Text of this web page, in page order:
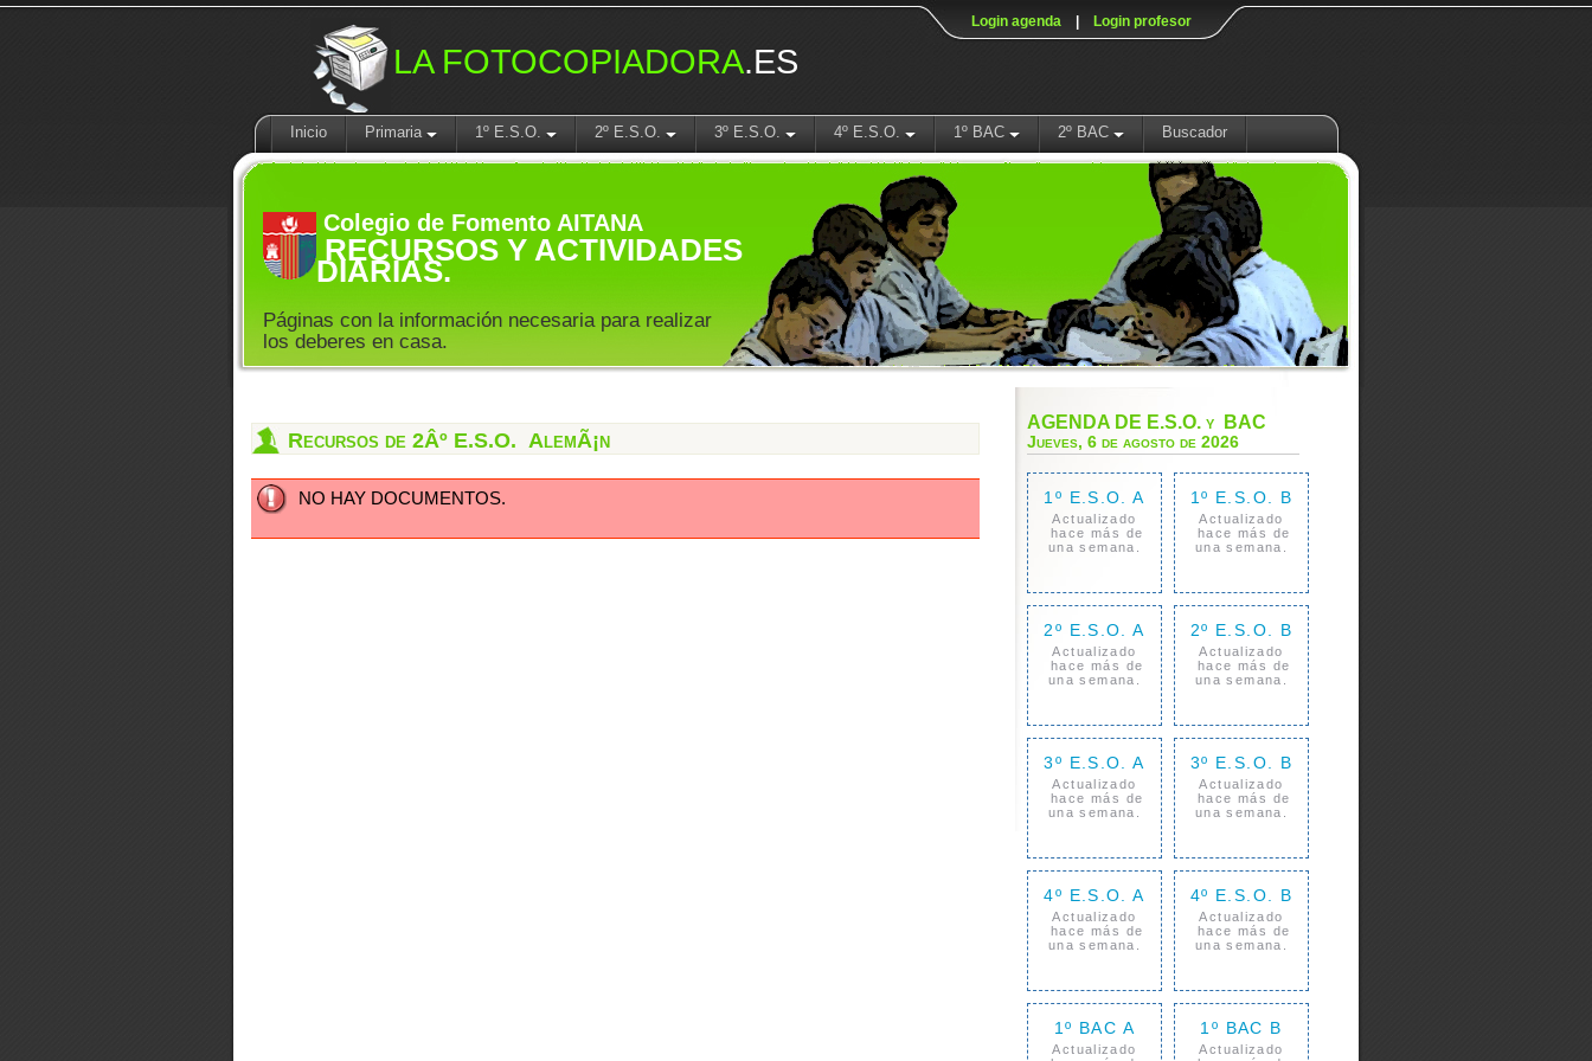
LA FOTOCOPIADORA.ES
Login agenda Login profesor
Inicio Primaria 1º E.S.O. 2º E.S.O. 3º E.S.O. 4º E.S.O. 1º BAC 2º BAC Buscador
Colegio de Fomento AITANA
RECURSOS Y ACTIVIDADES
DIARIAS.
Páginas con la información necesaria para realizar
los deberes en casa.
Recursos de 2Âº E.S.O. AlemÃ¡n
NO HAY DOCUMENTOS.
AGENDA DE E.S.O. y BAC
Jueves, 6 de agosto de 2026
1º E.S.O. A
Actualizado
hace más de
una semana.
1º E.S.O. B
Actualizado
hace más de
una semana.
2º E.S.O. A
Actualizado
hace más de
una semana.
2º E.S.O. B
Actualizado
hace más de
una semana.
3º E.S.O. A
Actualizado
hace más de
una semana.
3º E.S.O. B
Actualizado
hace más de
una semana.
4º E.S.O. A
Actualizado
hace más de
una semana.
4º E.S.O. B
Actualizado
hace más de
una semana.
1º BAC A
Actualizado
1º BAC B
Actualizado